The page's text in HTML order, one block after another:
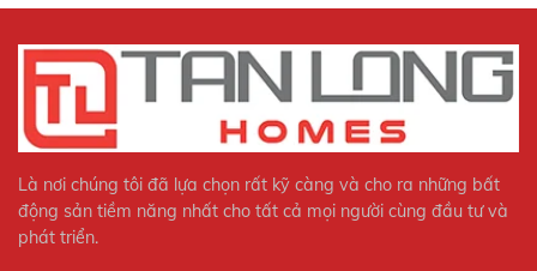
Là nơi chúng tôi đã lựa chọn rất kỹ càng và cho ra những bất
động sản tiềm năng nhất cho tất cả mọi người cùng đầu tư và
phát triển.